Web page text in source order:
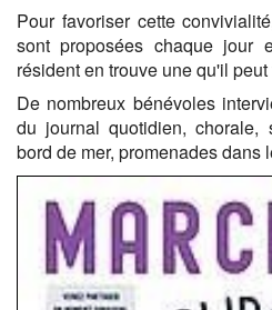
Pour favoriser cette
sont proposées chaque jour
résident en trouve une qu'il peut
De nombreux bénévoles
du journal quotidien, chorale,
bord de mer, promenades dans